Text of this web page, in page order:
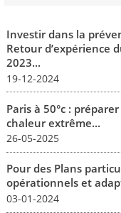
Investir dans la
Retour d’expérience
2023...
19-12-2024
Paris à 50°c :
chaleur extrême...
26-05-2025
Pour des Plans
opérationnels et
03-01-2024